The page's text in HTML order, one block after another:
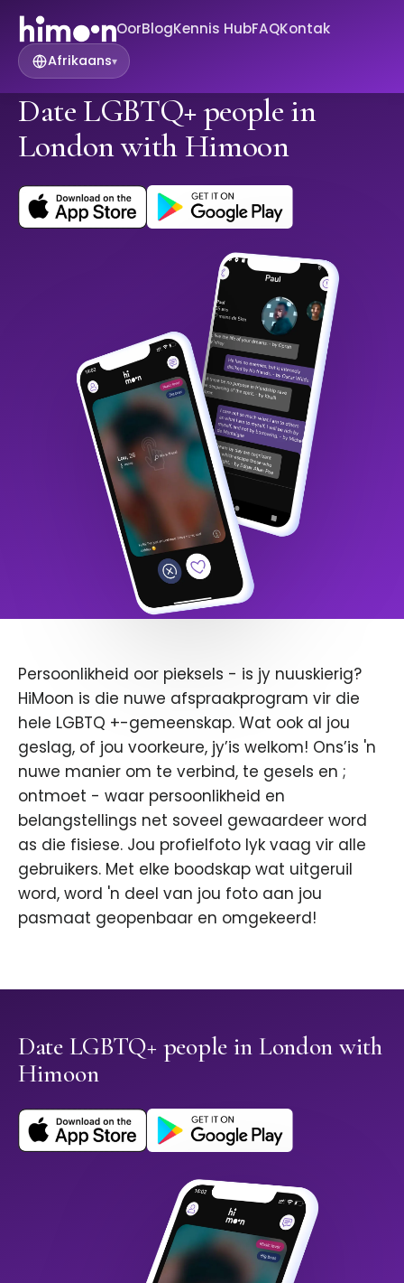
OorBlogKennis HubFAQKontak
Afrikaans▾
Date LGBTQ+ people in
London with Himoon
Persoonlikheid oor pieksels - is jy nuuskierig?
HiMoon is die nuwe afspraakprogram vir die
hele LGBTQ +-gemeenskap. Wat ook al jou
geslag, of jou voorkeure, jy’is welkom! Ons’is 'n
nuwe manier om te verbind, te gesels en ;
ontmoet - waar persoonlikheid en
belangstellings net soveel gewaardeer word
as die fisiese. Jou profielfoto lyk vaag vir alle
gebruikers. Met elke boodskap wat uitgeruil
word, word 'n deel van jou foto aan jou
pasmaat geopenbaar en omgekeerd!
Date LGBTQ+ people in London with
Himoon